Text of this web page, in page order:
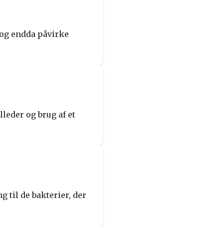
endda påvirke
og brug af et
til de bakterier, der